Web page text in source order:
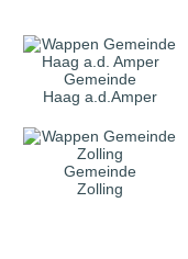
Gemeinde
Haag a.d.Amper
Gemeinde
Zolling